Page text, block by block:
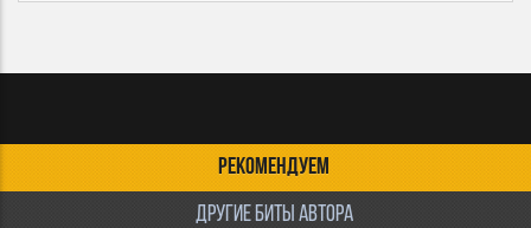
РЕКОМЕНДУЕМ
ДРУГИЕ БИТЫ АВТОРА